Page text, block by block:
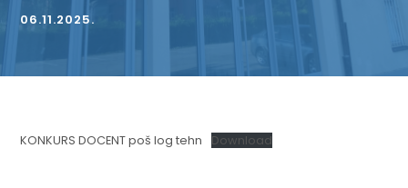
06.11.2025.
KONKURS DOCENT poš log tehn Download